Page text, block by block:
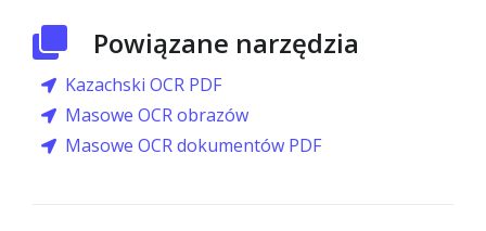
Powiązane narzędzia
Kazachski OCR PDF
Masowe OCR obrazów
Masowe OCR dokumentów PDF